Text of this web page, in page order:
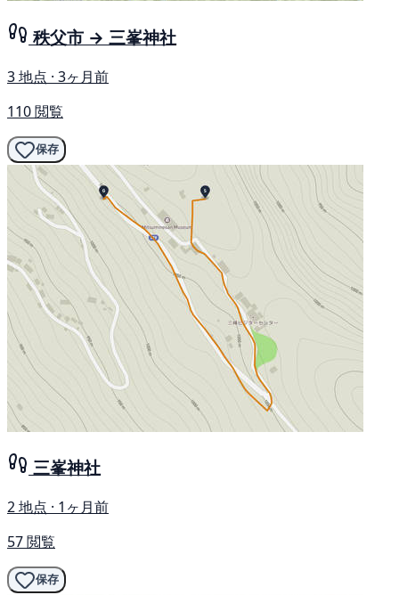
秩父市 → 三峯神社
3 地点 · 3ヶ月前
110 閲覧
保存
三峯神社
2 地点 · 1ヶ月前
57 閲覧
保存